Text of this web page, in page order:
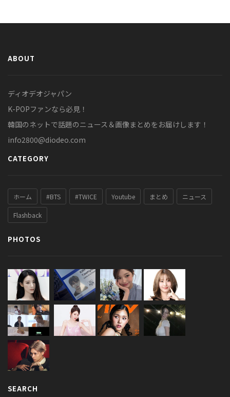
ABOUT
ディオデオジャパン
K-POPファンなら必見！
韓国のネットで話題のニュース＆画像まとめをお届けします！
info2800@diodeo.com
CATEGORY
ホーム #BTS #TWICE Youtube まとめ ニュース
Flashback
PHOTOS
SEARCH